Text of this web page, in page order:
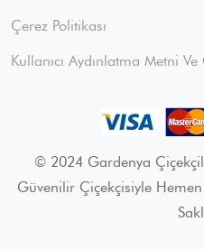
Çerez Politikası
Kullanıcı Aydınlatma Metni
© 2024 Gardenya
Güvenilir Çiçekçisiyle